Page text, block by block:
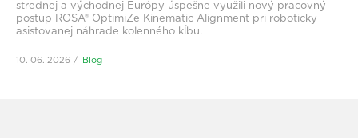
strednej a východnej Európy úspešne využili nový pracovný
postup ROSA® OptimiZe Kinematic Alignment pri roboticky
asistovanej náhrade kolenného kĺbu.
10. 06. 2026 Blog